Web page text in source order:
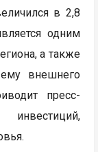
в 2,8
одним
а также
внешнего
пресс-